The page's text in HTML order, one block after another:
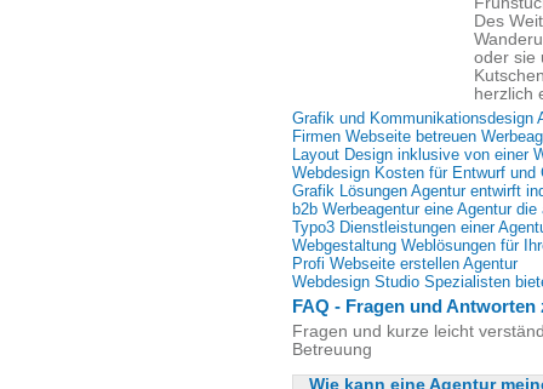
Des
oder sie
herzlich
Grafik und Kommunikationsdesign
Firmen Webseite betreuen
Layout Design inklusive von einer
Webdesign Kosten für Entwurf und
Grafik Lösungen Agentur entwirft
b2b Werbeagentur eine Agentur
Typo3 Dienstleistungen einer
Webgestaltung Weblösungen für
Profi Webseite erstellen Agentur
Webdesign Studio Spezialisten
FAQ - Fragen und
Fragen und kurze leicht
Betreuung
Wie kann eine Agentur